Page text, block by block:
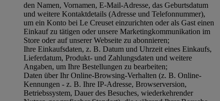
den Namen, Vornamen, E-Mail-Adresse, das Geburtsdatum
und weitere Kontaktdetails (Adresse und Telefonnummer),
um ein Konto bei Le Creuset einzurichten oder als Gast einen
Einkauf zu tätigen oder unsere Marketingkommunikation im
Store oder auf unserer Webseite zu abonnieren;
Ihre Einkaufsdaten, z. B. Datum und Uhrzeit eines Einkaufs,
Lieferdatum, Produkt- und Zahlungsdaten und weitere
Angaben, um Ihre Bestellungen zu bearbeiten;
Daten über Ihr Online-Browsing-Verhalten (z. B. Online-
Kennungen - z. B. Ihre IP-Adresse, Browserversion,
Betriebssystem, Dauer des Besuches, wiederkehrender